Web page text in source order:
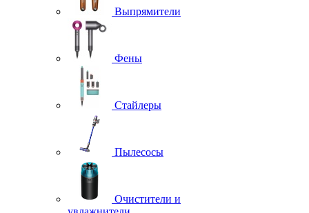
Выпрямители
Фены
Стайлеры
Пылесосы
Очистители и